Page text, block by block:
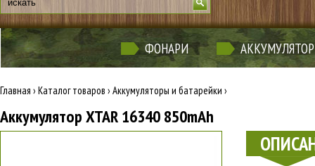
ФОНАРИ
Главная › Каталог товаров › Аккумуляторы и батарейки ›
Аккумулятор XTAR 16340 850mAh